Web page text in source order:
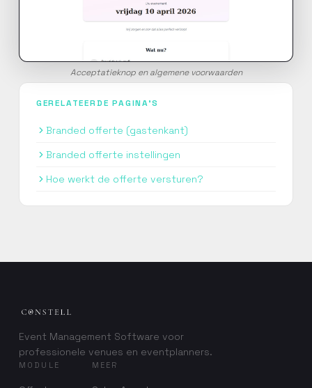
Acceptatieknop en algemene voorwaarden
GERELATEERDE PAGINA'S
Branded offerte (gastenkant)
Branded offerte instellingen
Hoe werkt de offerte versturen?
Event Management Software voor
professionele venues en eventplanners.
MODULE MEER